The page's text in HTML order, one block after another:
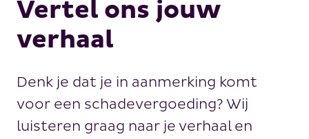
Vertel ons jouw
verhaal
Denk je dat je in aanmerking komt
voor een schadevergoeding? Wij
luisteren graag naar je verhaal en